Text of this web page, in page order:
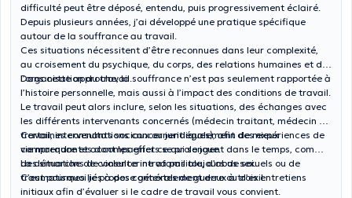
difficulté peut être déposé, entendu, puis progressivement éclairé.
Depuis plusieurs années, j’ai développé une pratique spécifique
autour de la souffrance au travail.
Ces situations nécessitent d’être reconnues dans leur complexité,
au croisement du psychique, du corps, des relations humaines et de
l’organisation du travail.
Dans cette approche, la souffrance n’est pas seulement rapportée à
l’histoire personnelle, mais aussi à l’impact des conditions de travail.
Le travail peut alors inclure, selon les situations, des échanges avec
les différents intervenants concernés (médecin traitant, médecin du
travail, intervenants sociaux ou juridiques), afin de mieux
comprendre et accompagner ce qui se joue.
Certaines consultations concernent également des expériences de
vie marquantes dont les effets se prolongent dans le temps, comme
des situations de violence intrafamiliale, d’abus sexuels ou de
traumatismes liés à des contextes de guerre ou d’exil.
La démarche de consulter ne va pas toujours de soi.
C’est pourquoi je propose généralement deux à trois entretiens
initiaux afin d’évaluer si le cadre de travail vous convient.